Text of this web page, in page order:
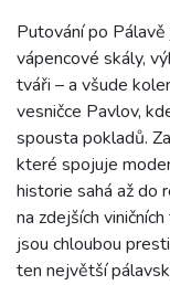
Putování po
vápencové skály,
tváři – a všude
vesničce Pavlov,
spousta pokladů.
které spojuje
historie sahá až do
na zdejších
jsou chloubou
ten největší